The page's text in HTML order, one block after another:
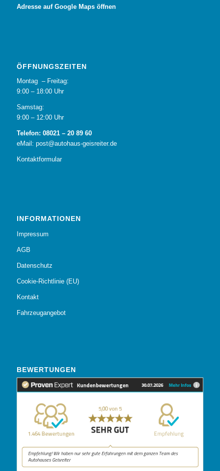
Adresse auf Google Maps öffnen
ÖFFNUNGSZEITEN
Montag – Freitag:
9:00 – 18:00 Uhr
Samstag:
9:00 – 12:00 Uhr
Telefon: 08021 – 20 89 60
eMail: post@autohaus-geisreiter.de
Kontaktformular
INFORMATIONEN
Impressum
AGB
Datenschutz
Cookie-Richtlinie (EU)
Kontakt
Fahrzeugangebot
BEWERTUNGEN